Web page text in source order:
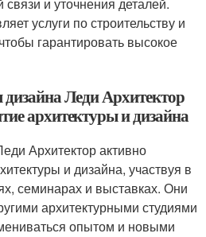
услуги по строительству и
гарантировать высокое
Леди Архитектор
архитектуры и дизайна
Архитектор активно
и дизайна, участвуя в
семинарах и выставках. Они
архитектурными студиями
опытом и новыми